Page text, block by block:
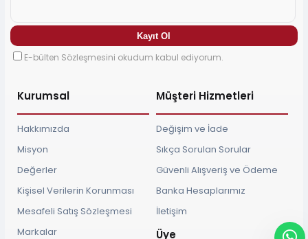
E-bülten Sözleşmesini okudum kabul ediyorum.
Kurumsal
Hakkımızda
Misyon
Değerler
Kişisel Verilerin Korunması
Mesafeli Satış Sözleşmesi
Markalar
Müşteri Hizmetleri
Değişim ve İade
Sıkça Sorulan Sorular
Güvenli Alışveriş ve Ödeme
Banka Hesaplarımız
İletişim
Üye